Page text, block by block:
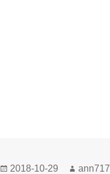
發
2018-10-29
作